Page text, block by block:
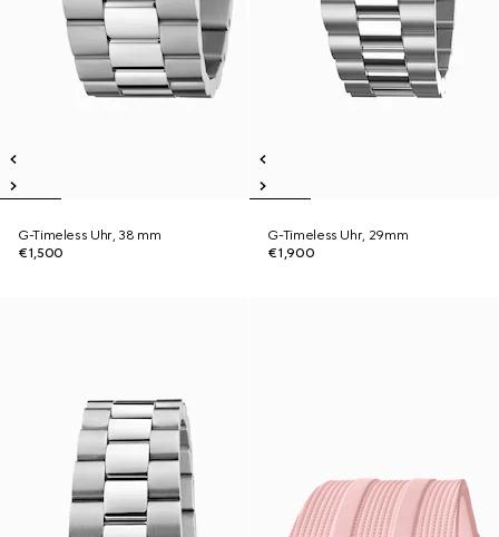
G-Timeless Uhr, 38 mm
€1,500
G-Timeless Uhr, 29mm
€1,900